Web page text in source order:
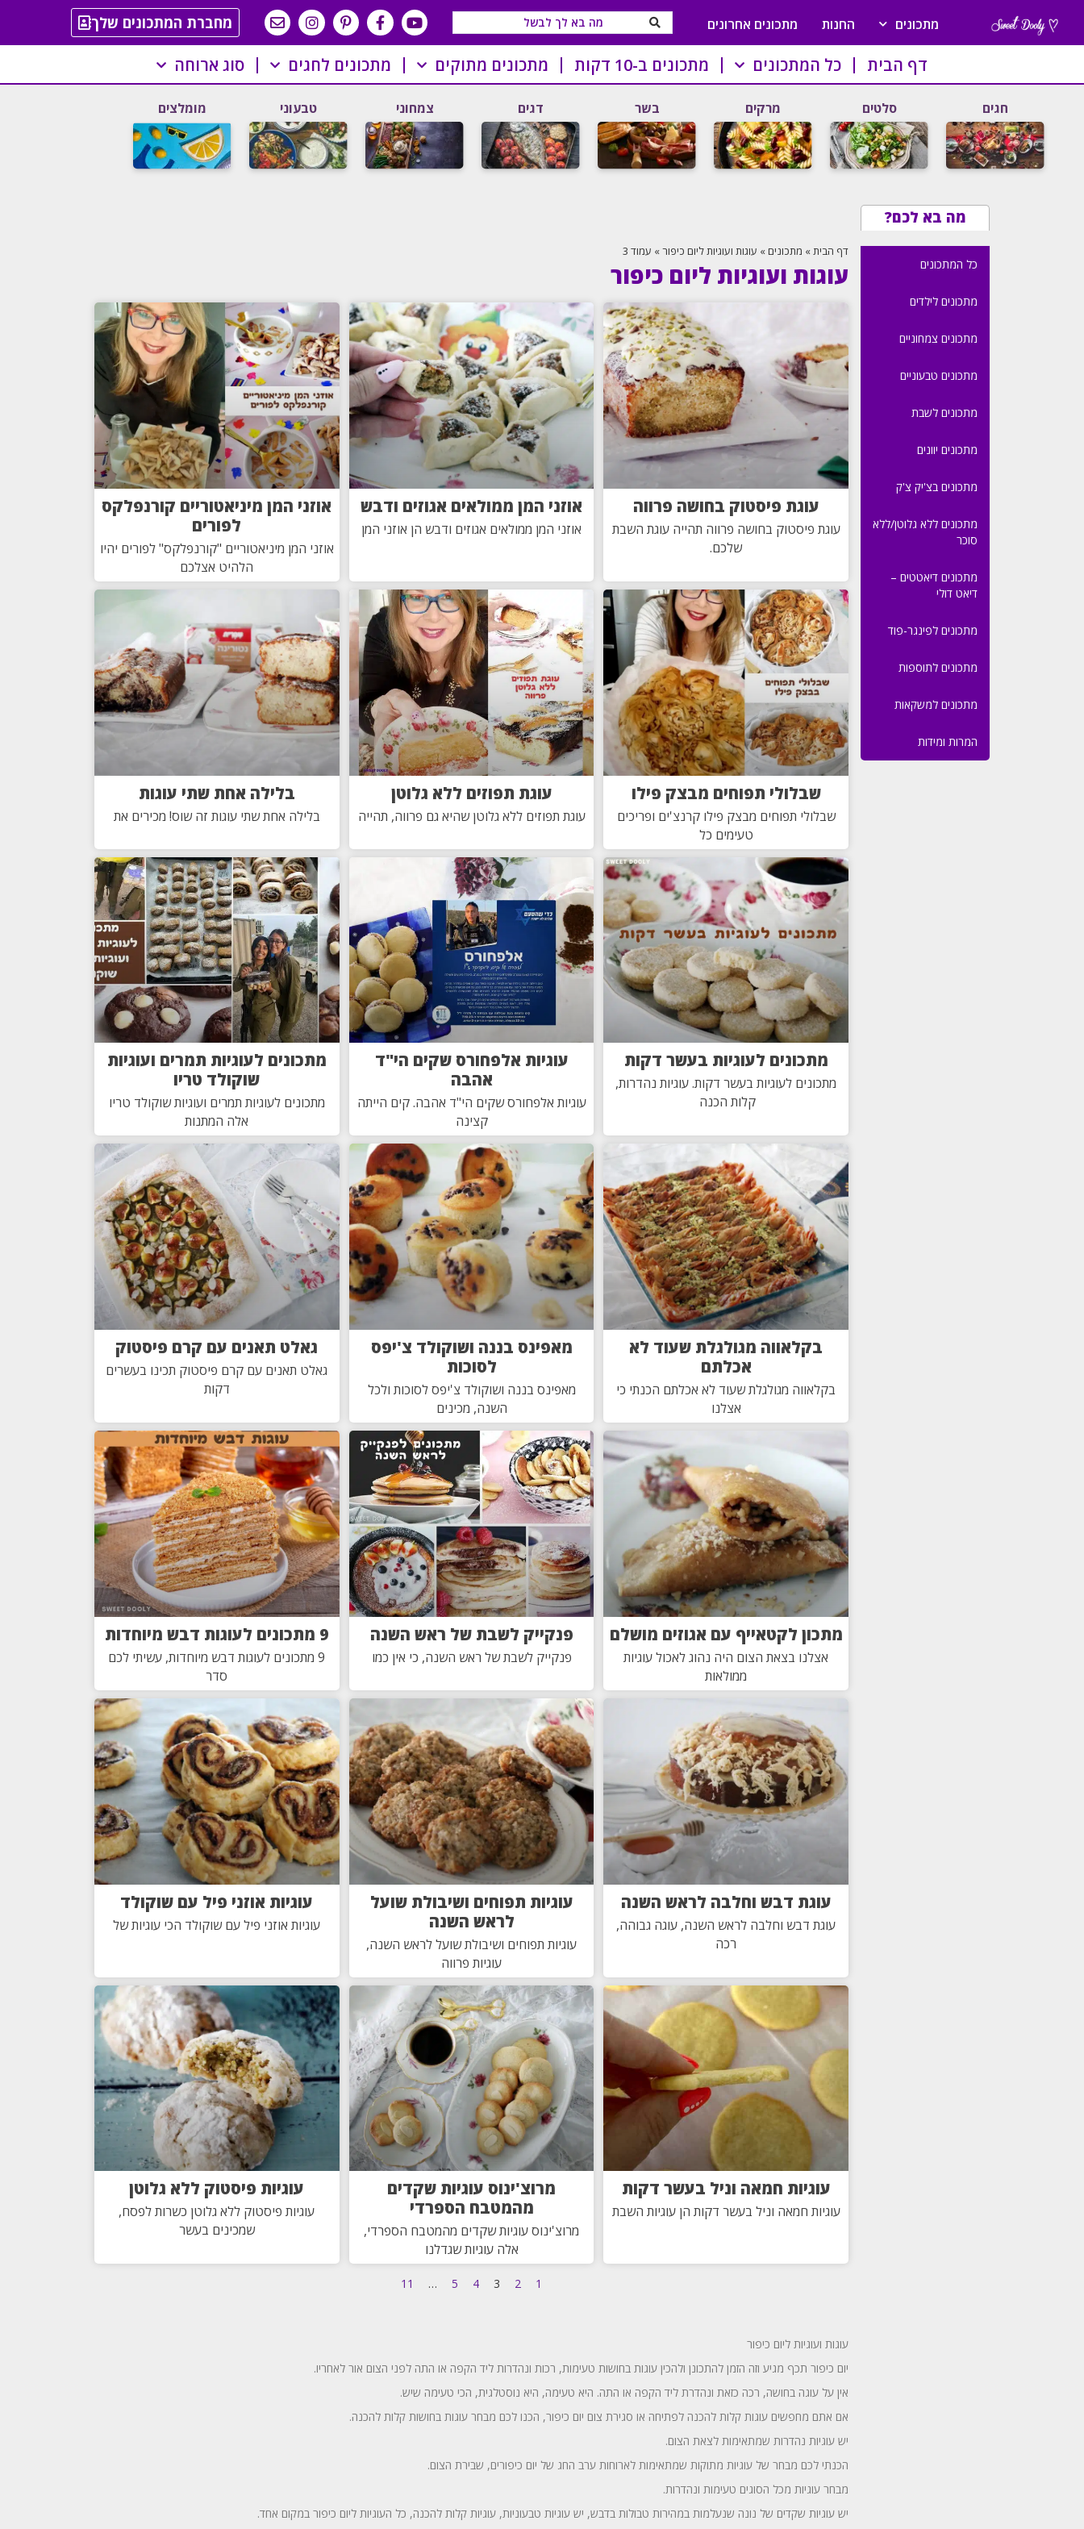
מתכונים החנות מתכונים אחרונים מחברת המתכונים שלך
דף הבית כל המתכונים מתכונים ב-10 דקות מתכונים מתוקים מתכונים לחגים סוג ארוחה
חגים סלטים מרקים בשר דגים צמחוני טבעוני מומלצים
מה בא לכם?
כל המתכונים
מתכונים לילדים
מתכונים צמחוניים
מתכונים טבעוניים
מתכונים לשבת
מתכונים יוונים
מתכונים בצ'יק צ'ק
מתכונים ללא גלוטן/ללא
סוכר
מתכונים דיאטטים –
דיאט דולי
מתכונים לפינגר-פוד
מתכונים לתוספות
מתכונים למשקאות
המרות ומידות
דף הבית» מתכונים» עוגות ועוגיות ליום כיפור» עמוד 3
עוגות ועוגיות ליום כיפור
עוגת פיסטוק בחושה פרווה
עוגת פיסטוק בחושה פרווה תהייה עוגת השבת
שלכם.
אוזני המן ממולאים אגוזים ודבש
אוזני המן ממולאים אגוזים ודבש הן אוזני המן
אוזני המן מיניאטוריים קורנפלקס
לפורים
אוזני המן מיניאטוריים "קורנפלקס" לפורים יהיו
הלהיט אצלכם
שבלולי תפוחים מבצק פילו
שבלולי תפוחים מבצק פילו קרנצ'ים ופריכים
טעימים כל
עוגת תפוזים ללא גלוטן
עוגת תפוזים ללא גלוטן שהיא גם פרווה, תהייה
בלילה אחת שתי עוגות
בלילה אחת שתי עוגות זה שוס! מכירים את
מתכונים לעוגיות בעשר דקות
מתכונים לעוגיות בעשר דקות. עוגיות נהדרות,
קלות הכנה
עוגיות אלפחורס שקים הי"ד
אהבה
עוגיות אלפחורס שקים הי"ד אהבה. קים הייתה
קצינה
מתכונים לעוגיות תמרים ועוגיות
שוקולד טריו
מתכונים לעוגיות תמרים ועוגיות שוקולד טריו
אלה המתנות
בקלאווה מגולגלת שעוד לא
אכלתם
בקלאווה מגולגלת שעוד לא אכלתם הכנתי כי
אצלנו
מאפינס בננה ושוקולד צ'יפס
לסוכות
מאפינס בננה ושוקולד צ'יפס לסוכות ולכל
השנה, מכינים
גאלט תאנים עם קרם פיסטוק
גאלט תאנים עם קרם פיסטוק תכינו בעשרים
דקות
מתכון לקטאייף עם אגוזים מושלם
אצלנו בצאת הצום היה נהוג לאכול עוגיות
ממולאות
פנקייק לשבת של ראש השנה
פנקייק לשבת של ראש השנה, כי אין כמו
9 מתכונים לעוגות דבש מיוחדות
9 מתכונים לעוגות דבש מיוחדות, עשיתי לכם
סדר
עוגת דבש וחלבה לראש השנה
עוגת דבש וחלבה לראש השנה, עוגה גבוהה,
רכה
עוגיות תפוחים ושיבולת שועל
לראש השנה
עוגיות תפוחים ושיבולת שועל לראש השנה,
עוגיות פרווה
עוגיות אוזני פיל עם שוקולד
עוגיות אוזני פיל עם שוקולד הכי עוגיות של
עוגיות חמאה וניל בעשר דקות
עוגיות חמאה וניל בעשר דקות הן עוגיות השבת
מרוצ'ינוס עוגיות שקדים
מהמטבח הספרדי
מרוצ'ינוס עוגיות שקדים מהמטבח הספרדי,
אלה עוגיות שגדלנו
עוגיות פיסטוק ללא גלוטן
עוגיות פיסטוק ללא גלוטן כשרות לפסח,
שמכינים בעשר
1
2
3
4
5
…
11
עוגות ועוגיות ליום כיפור
יום כיפור תכף מגיע וזה הזמן להתכונן ולהכין עוגות בחושות טעימות, רכות ונהדרות ליד הקפה או התה לפני הצום אור לאחריו.
אין על עוגה בחושה, רכה כזאת ונהדרת ליד הקפה או התה. היא טעימה, היא נוסטלגית, הכי טעימה שיש.
אם אתם מחפשים עוגות קלות להכנה לפתיחה או סגירת צום יום כיפור, הכנו לכם מבחר עוגות בחושות קלות להכנה.
יש עוגיות נהדרות שמתאימות לצאת הצום.
הכנתי לכם מבחר של עוגיות מתוקות שמתאימות לארוחות ערב החג של יום כיפורים, שבירת הצום.
מבחר עוגיות מכל הסוגים טעימות ונהדרות.
יש עוגיות שקדים של נונה שנעלמות במהירות טבולות בדבש, יש עוגיות טבעוניות, עוגיות קלות להכנה, כל העוגיות ליום כיפור במקום אחד.